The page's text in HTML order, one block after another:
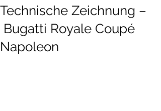
Technische Zeichnung –
Bugatti Royale Coupé
Napoleon